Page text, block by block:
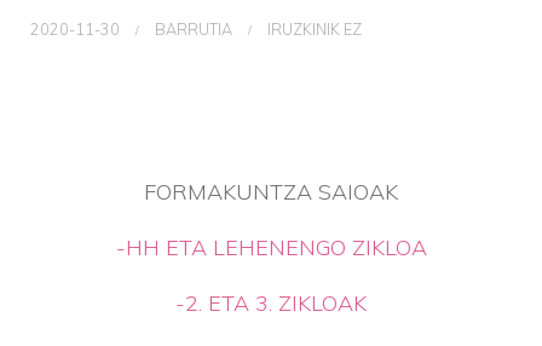
2020-11-30 BARRUTIA IRUZKINIK EZ
FORMAKUNTZA SAIOAK
-HH ETA LEHENENGO ZIKLOA
-2. ETA 3. ZIKLOAK